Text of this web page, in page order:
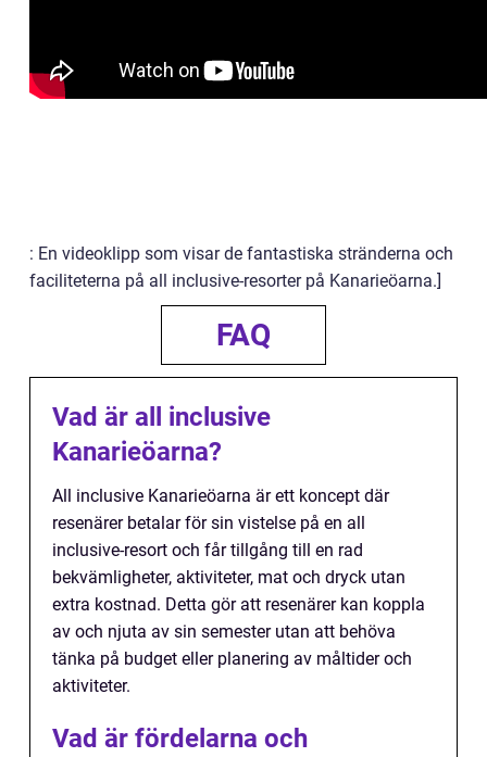
: En videoklipp som visar de fantastiska stränderna och
faciliteterna på all inclusive-resorter på Kanarieöarna.]
FAQ
Vad är all inclusive
Kanarieöarna?
All inclusive Kanarieöarna är ett koncept där
resenärer betalar för sin vistelse på en all
inclusive-resort och får tillgång till en rad
bekvämligheter, aktiviteter, mat och dryck utan
extra kostnad. Detta gör att resenärer kan koppla
av och njuta av sin semester utan att behöva
tänka på budget eller planering av måltider och
aktiviteter.
Vad är fördelarna och